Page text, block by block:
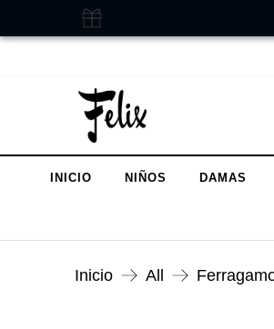
INICIO NIÑOS DAMAS
Inicio All